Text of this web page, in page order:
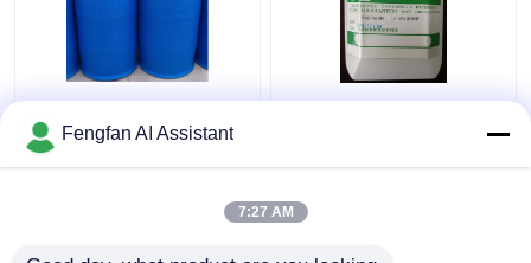
IME Polímero catiónico
acuoso para
electrofijación de
Lubrificación y
protección Nmp-6618s
Fengfan AI Assistant
7:27 AM